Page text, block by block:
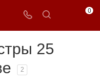
0
25
2